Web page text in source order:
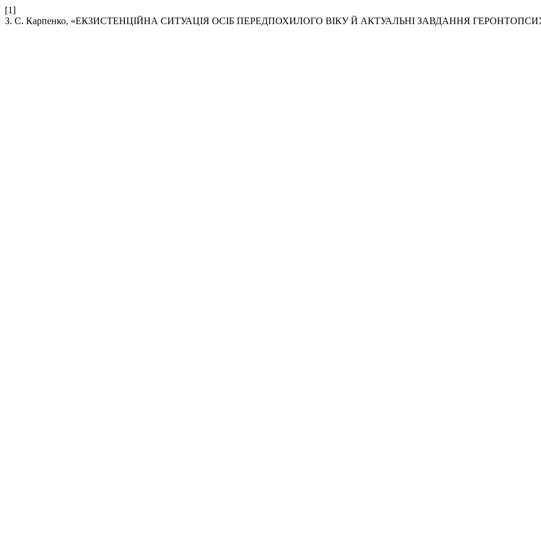
[1]
З. С. Карпенко, «ЕКЗИСТЕНЦІЙНА СИТУАЦІЯ ОСІБ ПЕРЕДПОХИЛОГО ВІКУ Й АКТУАЛЬНІ ЗАВДАННЯ